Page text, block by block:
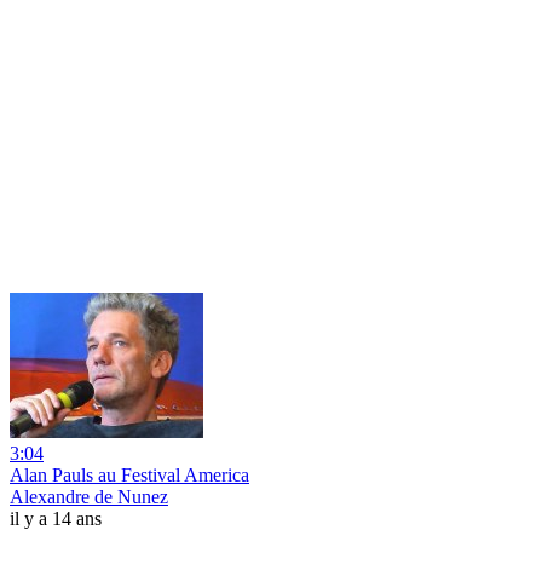
3:04
Alan Pauls au Festival America
Alexandre de Nunez
il y a 14 ans